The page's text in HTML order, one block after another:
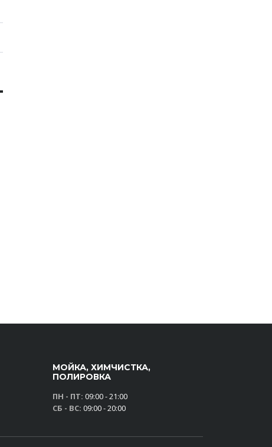
МОЙКА, ХИМЧИСТКА,
ПОЛИРОВКА
ПН - ПТ: 09:00 - 21:00
СБ - ВС: 09:00 - 20:00